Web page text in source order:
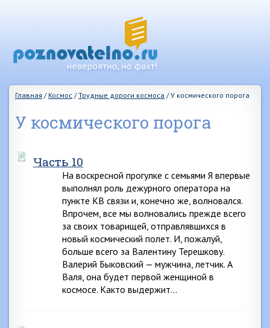
Главная / Космос /Трудные дороги космоса /У космического порога
У космического порога
Часть 10
На воскресной прогулке с семьями Я впервые
выполнял роль дежурного оператора на
пункте KB связи и, конечно же, волновался.
Впрочем, все мы волновались прежде всего
за своих товарищей, отправлявшихся в
новый космический полет. И, пожалуй,
больше всего за Валентину Терешкову.
Валерий Быковский — мужчина, летчик. А
Валя, она будет первой женщиной в
космосе. Както выдержит…